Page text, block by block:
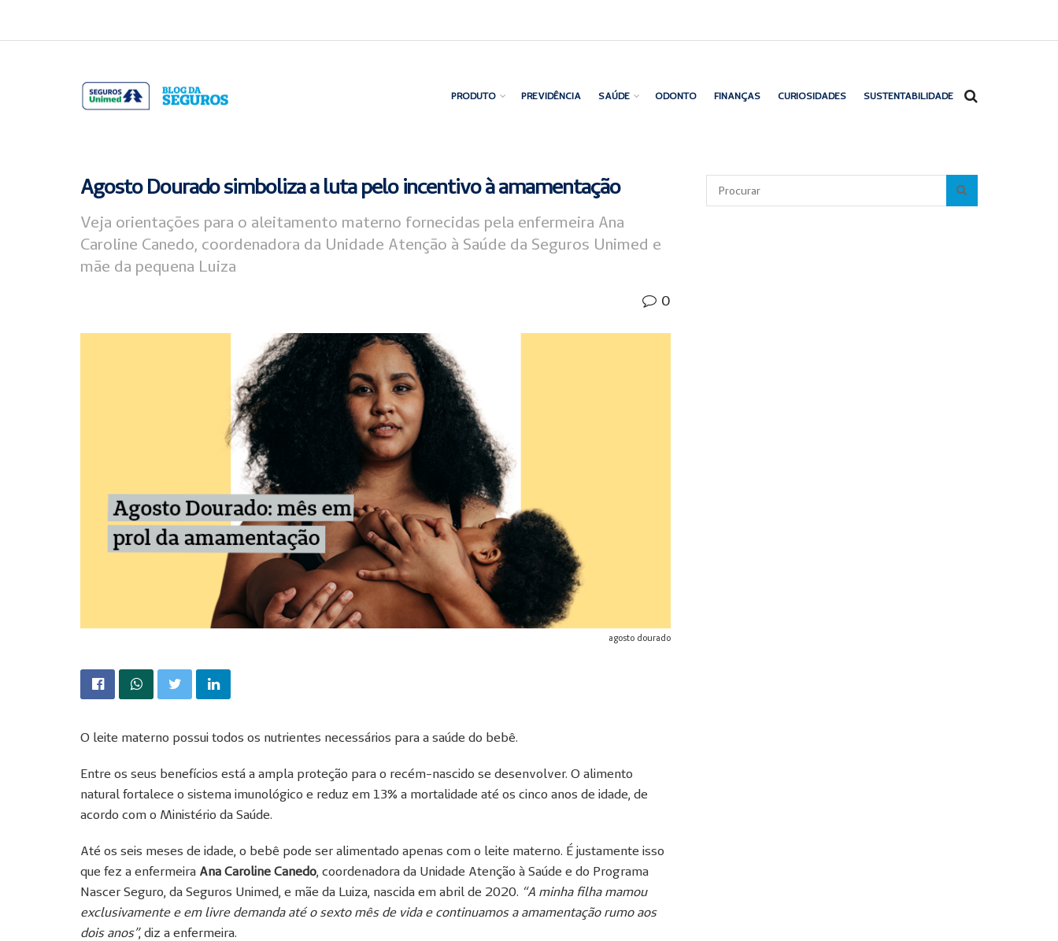
PRODUTO PREVIDÊNCIA SAÚDE ODONTO FINANÇAS CURIOSIDADES SUSTENTABILIDADE
Agosto Dourado simboliza a luta pelo incentivo à amamentação
Veja orientações para o aleitamento materno fornecidas pela enfermeira Ana
Caroline Canedo, coordenadora da Unidade Atenção à Saúde da Seguros Unimed e
mãe da pequena Luiza
0
agosto dourado
O leite materno possui todos os nutrientes necessários para a saúde do bebê.
Entre os seus benefícios está a ampla proteção para o recém-nascido se desenvolver. O alimento
natural fortalece o sistema imunológico e reduz em 13% a mortalidade até os cinco anos de idade, de
acordo com o Ministério da Saúde.
Até os seis meses de idade, o bebê pode ser alimentado apenas com o leite materno. É justamente isso
que fez a enfermeira Ana Caroline Canedo, coordenadora da Unidade Atenção à Saúde e do Programa
Nascer Seguro, da Seguros Unimed, e mãe da Luiza, nascida em abril de 2020. “A minha filha mamou
exclusivamente e em livre demanda até o sexto mês de vida e continuamos a amamentação rumo aos
dois anos”, diz a enfermeira.